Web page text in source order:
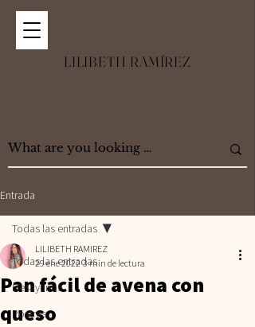
LILIBETH RAMÍREZ
Entrada
Todas las entradas
Desayunos
Postres
Todas las entradas
Pan fácil de avena con
queso
LILIBETH RAMIREZ
29 ene 2022 3 min de lectura